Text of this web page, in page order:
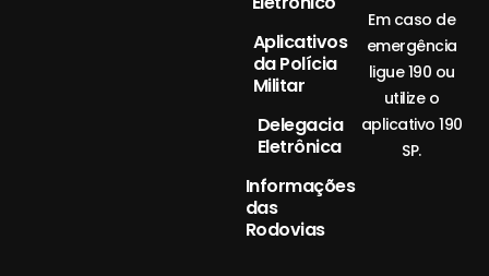
Aplicativos
da Polícia
Militar
Delegacia
Eletrônica
Informações
das
Rodovias
Em caso de
emergência
ligue 190 ou
utilize o
aplicativo 190
SP.